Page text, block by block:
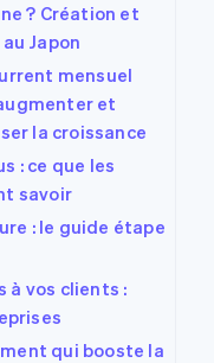
? Création et
Japon
mensuel
et
la croissance
: ce que les
savoir
: le guide étape
à vos clients :
qui booste la